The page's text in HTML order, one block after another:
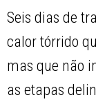
Seis dias de
calor tórrido
mas que não
as etapas